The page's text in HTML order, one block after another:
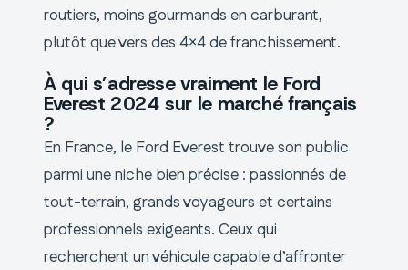
routiers, moins gourmands en carburant,
plutôt que vers des 4×4 de franchissement.
À qui s’adresse vraiment le Ford
Everest 2024 sur le marché français
?
En France, le Ford Everest trouve son public
parmi une niche bien précise : passionnés de
tout-terrain, grands voyageurs et certains
professionnels exigeants. Ceux qui
recherchent un véhicule capable d’affronter